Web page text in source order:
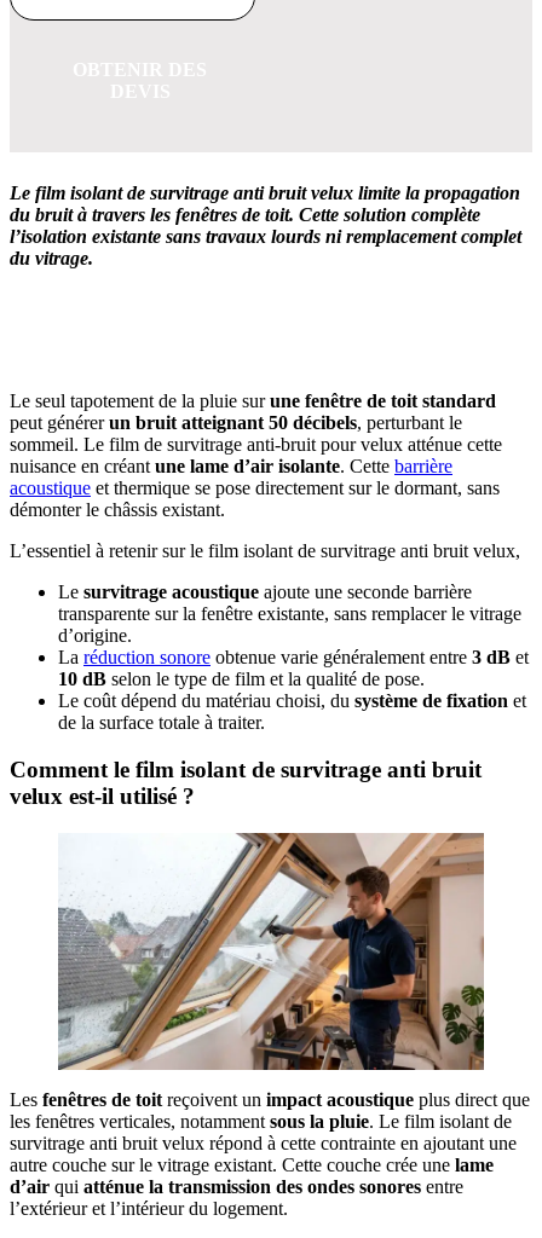
Le film isolant de survitrage anti bruit velux limite la propagation
du bruit à travers les fenêtres de toit. Cette solution complète
l’isolation existante sans travaux lourds ni remplacement complet
du vitrage.
Le seul tapotement de la pluie surune fenêtre de toit standard
peut générerun bruit atteignant 50 décibels, perturbant le
sommeil. Le film de survitrage anti-bruit pour velux atténue cette
nuisance en créant une lame d’air isolante. Cette barrière
acoustique et thermique se pose directement sur le dormant, sans
démonter le châssis existant.
L’essentiel à retenir sur le film isolant de survitrage anti bruit velux,
Le survitrage acoustique ajoute une seconde barrière
transparente sur la fenêtre existante, sans remplacer le vitrage
d’origine.
La réduction sonore obtenue varie généralement entre 3 dB et
10 dB selon le type de film et la qualité de pose.
Le coût dépend du matériau choisi, du système de fixation et
de la surface totale à traiter.
Comment le film isolant de survitrage anti bruit
velux est-il utilisé ?
Les fenêtres de toit reçoivent un impact acoustique plus direct que
les fenêtres verticales, notamment sous la pluie. Le film isolant de
survitrage anti bruit velux répond à cette contrainte en ajoutant une
autre couche sur le vitrage existant. Cette couche crée une lame
d’air qui atténue la transmission des ondes sonores entre
l’extérieur et l’intérieur du logement.